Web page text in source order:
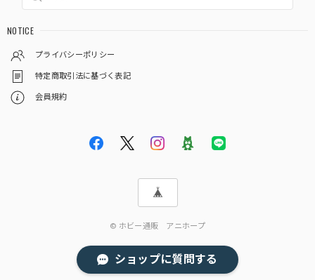
NOTICE
プライバシーポリシー
特定商取引法に基づく表記
会員規約
© ホビー通販 アニホープ
ショップに質問する